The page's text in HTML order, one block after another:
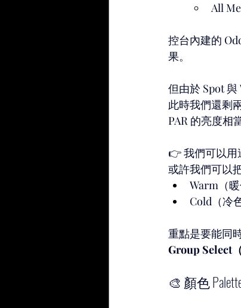
All
控台內建的
果。
但由於 Spot 與
此時我們還剩
PAR 的亮度相
👉 我們可以用
或許我們可以
Warm（暖
Cold（冷
重點是要能同
Group Select
🎨 顏色